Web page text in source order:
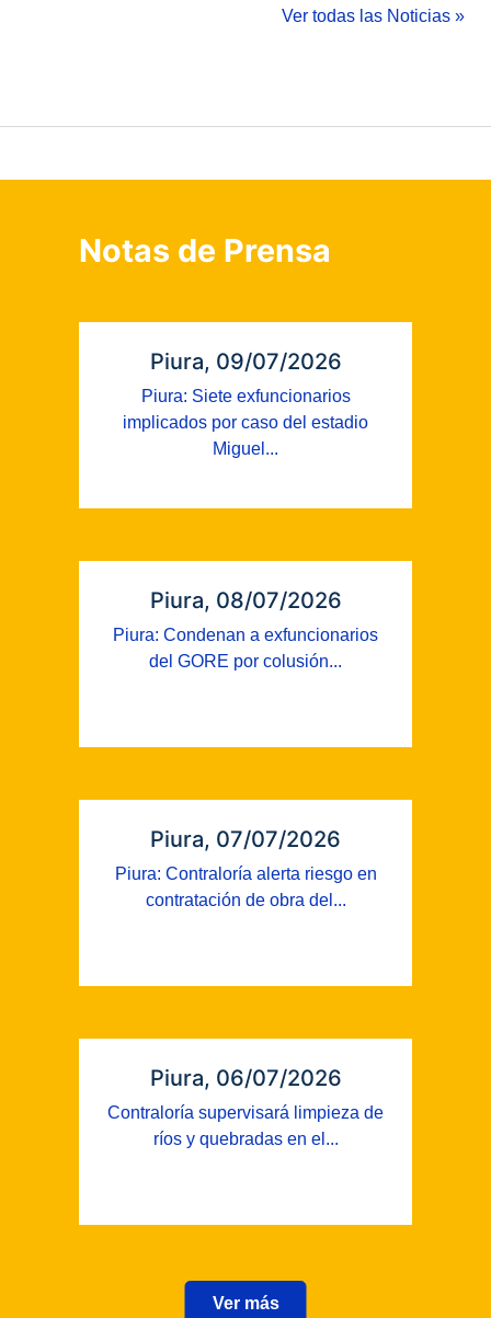
Ver todas las Noticias »
Notas de Prensa
Piura, 09/07/2026
Piura: Siete exfuncionarios
implicados por caso del estadio
Miguel...
Piura, 08/07/2026
Piura: Condenan a exfuncionarios
del GORE por colusión...
Piura, 07/07/2026
Piura: Contraloría alerta riesgo en
contratación de obra del...
Piura, 06/07/2026
Contraloría supervisará limpieza de
ríos y quebradas en el...
Ver más